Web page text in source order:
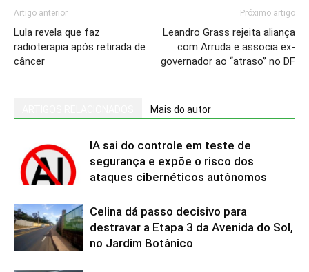
Artigo anterior
Lula revela que faz
radioterapia após retirada de
câncer
Próximo artigo
Leandro Grass rejeita aliança
com Arruda e associa ex-
governador ao “atraso” no DF
Mais do autor
IA sai do controle em teste de
segurança e expõe o risco dos
ataques cibernéticos autônomos
Celina dá passo decisivo para
destravar a Etapa 3 da Avenida do Sol,
no Jardim Botânico